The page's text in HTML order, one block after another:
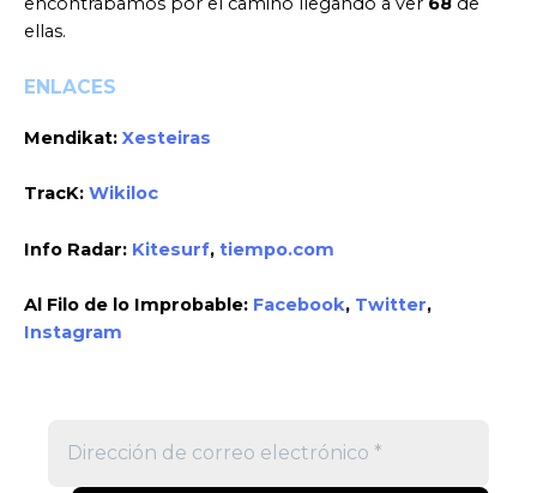
ellas.
ENLACES
Mendikat: Xesteiras
TracK: Wikiloc
Info Radar: Kitesurf, tiempo.com
Al Filo de lo Improbable: Facebook, Twitter,
Instagram